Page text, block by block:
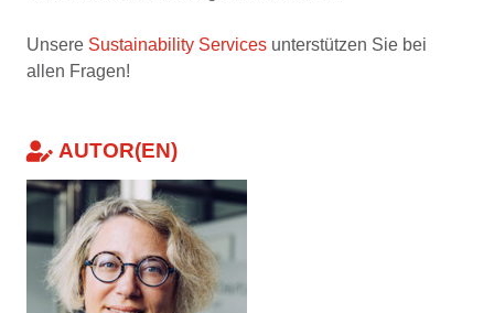
Unsere Sustainability Services unterstützen Sie bei
allen Fragen!
AUTOR(EN)